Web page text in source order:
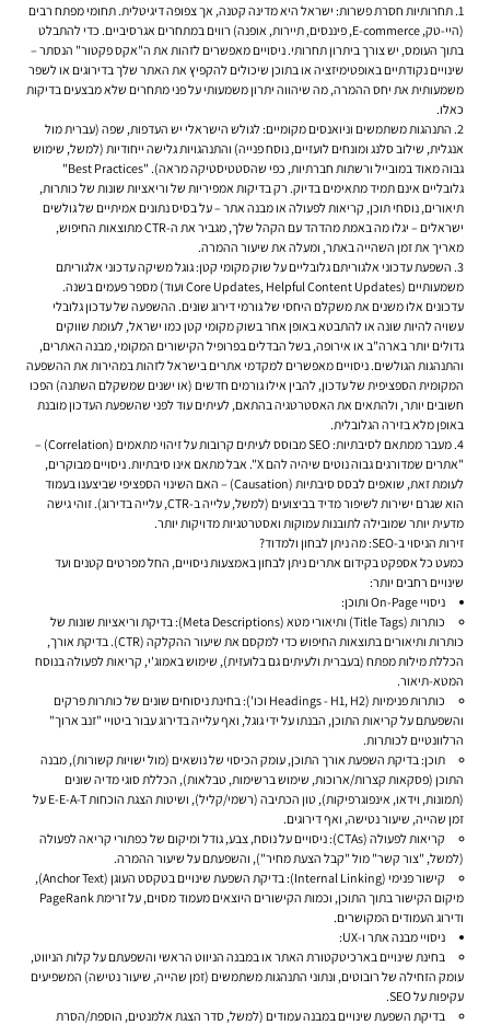
תחרותיות חסרת פשרות: ישראל היא מדינה קטנה, אך צפופה דיגיטלית. תחומי מפתח רבים
(היי-טק, E-commerce, פיננסים, תיירות, אופנה) רווים במתחרים אגרסיביים. כדי להתבלט
בתוך העומס, יש צורך ביתרון תחרותי. ניסויים מאפשרים לזהות את ה"אקס פקטור" הנסתר –
שינויים נקודתיים באופטימיזציה או בתוכן שיכולים להקפיץ את האתר שלך בדירוגים או לשפר
משמעותית את יחס ההמרה, מה שיהווה יתרון משמעותי על פני מתחרים שלא מבצעים בדיקות
כאלו.
התנהגות משתמשים וניואנסים מקומיים:לגולש הישראלי יש העדפות, שפה (עברית מול
אנגלית, שילוב סלנג ומונחים לועזיים, נוסח פנייה) והתנהגויות גלישה ייחודיות (למשל, שימוש
גבוה מאוד במובייל ורשתות חברתיות, כפי שהסטטיסטיקה מראה). "Best Practices"
גלובליים אינם תמיד מתאימים בדיוק. רק בדיקות אמפיריות של וריאציות שונות של כותרות,
תיאורים, נוסחי תוכן, קריאות לפעולה או מבנה אתר – על בסיס נתונים אמיתיים של גולשים
ישראלים – יגלו מה באמת מהדהד עם הקהל שלך
, מגביר את ה-CTR מתוצאות החיפוש,
מאריך את זמן השהייה באתר, ומעלה את שיעור ההמרה.
השפעת עדכוני אלגוריתם גלובליים על שוק מקומי קטן:גוגל משיקה עדכוני אלגוריתם
משמעותיים (Core Updates, Helpful Content Updates ועוד) מספר פעמים בשנה.
עדכונים אלו משנים את משקלם היחסי של גורמי דירוג שונים. ההשפעה של עדכון גלובלי
עשויה להיות שונה או להתבטא באופן אחר בשוק מקומי קטן כמו ישראל, לעומת שווקים
גדולים יותר בארה"ב או אירופה, בשל הבדלים בפרופיל הקישורים המקומי, מבנה האתרים,
והתנהגות הגולשים. ניסויים מאפשרים למקדמי אתרים בישראל לזהות במהירות את ההשפעה
המקומית הספציפית של עדכון, להבין אילו גורמים חדשים (או ישנים שמשקלם השתנה) הפכו
חשובים יותר, ולהתאים את האסטרטגיה בהתאם, לעיתים עוד לפני שהשפעת העדכון מובנת
באופן מלא בזירה הגלובלית.
מעבר ממתאם לסיבתיות:
SEO מבוסס לעיתים קרובות על זיהוי מתאמים (Correlation) –
"אתרים שמדורגים גבוה נוטים שיהיה להם X". אבל מתאם אינו סיבתיות. ניסויים מבוקרים,
לעומת זאת, שואפים לבסס סיבתיות (Causation) – האם
השינוי הספציפי שביצענו בעמוד
הוא שגרם ישירות
לשיפור מדיד בביצועים (למשל, עלייה ב-CTR, עלייה בדירוג). זוהי גישה
מדעית יותר שמובילה לתובנות עמוקות ואסטרטגיות מדויקות יותר.
זירות הניסוי ב-SEO: מה ניתן לבחון ולמדוד?
כמעט כל אספקט בקידום אתרים ניתן לבחון באמצעות ניסויים, החל מפרטים קטנים ועד
שינויים רחבים יותר:
ניסויי On-Page ותוכן:
כותרות (Title Tags) ותיאורי מטא (Meta Descriptions):
בדיקת וריאציות שונות של
כותרות ותיאורים בתוצאות החיפוש כדי למקסם את שיעור ההקלקה (CTR). בדיקת אורך,
הכללת מילות מפתח (בעברית ולעיתים גם בלועזית), שימוש באמוג'י, קריאות לפעולה בנוסח
המטא-תיאור.
כותרות פנימיות (Headings - H1, H2 וכו'):
בחינת ניסוחים שונים של כותרות פרקים
והשפעתם על קריאות התוכן, הבנתו על ידי גוגל, ואף עלייה בדירוג עבור ביטויי "זנב ארוך"
הרלוונטיים לכותרות.
תוכן: בדיקת השפעת אורך התוכן, עומק הכיסוי של נושאים (מול ישויות קשורות), מבנה
התוכן (פסקאות קצרות/ארוכות, שימוש ברשימות, טבלאות), הכללת סוגי מדיה שונים
(תמונות, וידאו, אינפוגרפיקות), טון הכתיבה (רשמי/קליל), ושיטות הצגת הוכחות E-E-A-T על
זמן שהייה, שיעור נטישה, ואף דירוגים.
קריאות לפעולה (CTAs):
ניסויים על נוסח, צבע, גודל ומיקום של כפתורי קריאה לפעולה
(למשל, "צור קשר" מול "קבל הצעת מחיר"), והשפעתם על שיעור ההמרה.
קישור פנימי (Internal Linking):
בדיקת השפעת שינויים בטקסט העוגן (Anchor Text),
מיקום הקישור בתוך התוכן, וכמות הקישורים היוצאים מעמוד מסוים, על זרימת PageRank
ודירוג העמודים המקושרים.
ניסויי מבנה אתר ו-UX:
בחינת שינויים בארכיטקטורת האתר או במבנה הניווט הראשי והשפעתם על קלות הניווט,
עומק הזחילה של רובוטים, ונתוני התנהגות משתמשים (זמן שהייה, שיעור נטישה) המשפיעים
עקיפות על SEO.
בדיקת השפעת שינויים במבנה עמודים (למשל, סדר הצגת אלמנטים, הוספת/הסרת